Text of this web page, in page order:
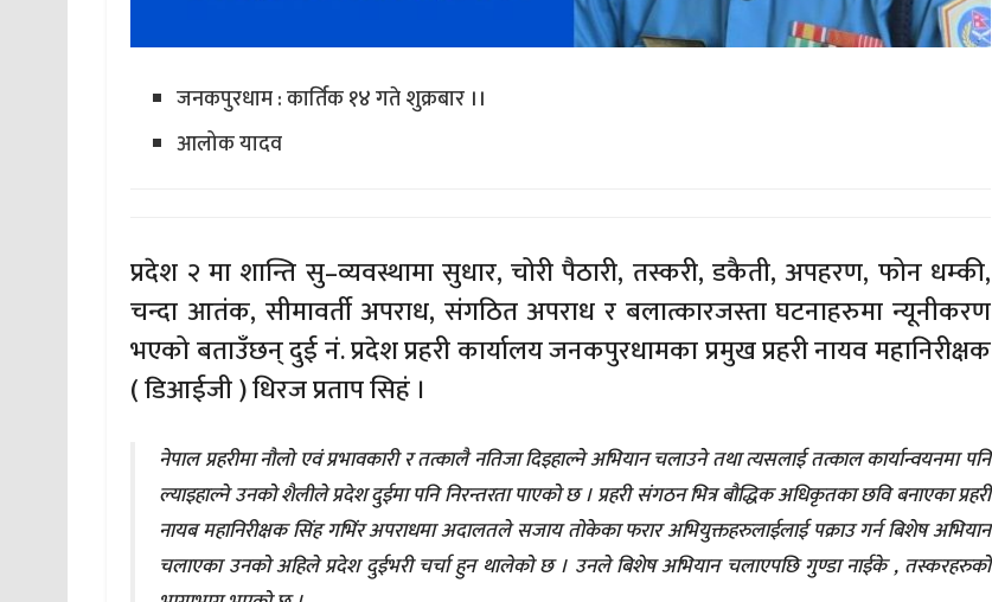
जनकपुरधाम : कार्तिक १४ गते शुक्रबार ।।
आलोक यादव
प्रदेश २ मा शान्ति सु–व्यवस्थामा सुधार, चोरी पैठारी, तस्करी, डकैती, अपहरण, फोन धम्की,
चन्दा आतंक, सीमावर्ती अपराध, संगठित अपराध र बलात्कारजस्ता घटनाहरुमा न्यूनीकरण
भएको बताउँछन् दुई नं. प्रदेश प्रहरी कार्यालय जनकपुरधामका प्रमुख प्रहरी नायव महानिरीक्षक
( डिआईजी ) धिरज प्रताप सिहं ।
नेपाल प्रहरीमा नौलो एवं प्रभावकारी र तत्कालै नतिजा दिइहाल्ने अभियान चलाउने तथा त्यसलाई तत्काल कार्यान्वयनमा पनि
ल्याइहाल्ने उनको शैलीले प्रदेश दुईमा पनि निरन्तरता पाएको छ । प्रहरी संगठन भित्र बौद्धिक अधिकृतका छवि बनाएका प्रहरी
नायब महानिरीक्षक सिंह गभिंर अपराधमा अदालतले सजाय तोकेका फरार अभियुक्तहरुलाईलाई पक्राउ गर्न बिशेष अभियान
चलाएका उनको अहिले प्रदेश दुईभरी चर्चा हुन थालेको छ । उनले बिशेष अभियान चलाएपछि गुण्डा नाईके , तस्करहरुको